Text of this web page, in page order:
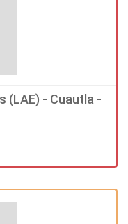
(LAE) - Cuautla -